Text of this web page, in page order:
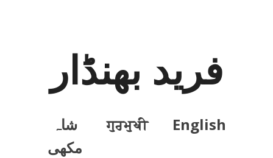
فرید بھنڈار
English
ਗੁਰਮੁਖੀ
شاہ
مکھی